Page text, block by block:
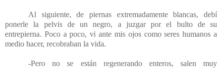
Al siguiente, de piernas extremadamente blancas, debí
ponerle la pelvis de un negro, a juzgar por el bulto de su
entrepierna. Poco a poco, vi ante mis ojos como seres humanos a
medio hacer, recobraban la vida.
-Pero no se están regenerando enteros, salen muy